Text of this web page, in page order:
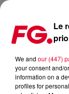
ET L’ALBUM
Publié : 27 mai
Le
We and our (447)
your consent and/
information on a
profiles for